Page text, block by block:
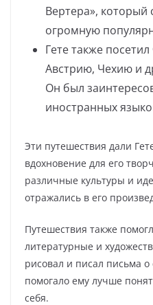
Вертера», который
огромную
Гете также
Австрию, Чехию и
Он был
иностранных
Эти путешествия дали
вдохновение для его
различные культуры и
отражались в его
Путешествия также
литературные и
рисовал и писал письма о
помогало ему лучше
себя.